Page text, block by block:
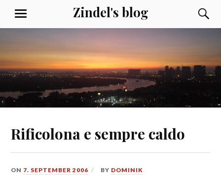
content
Zindel's blog
MENU
Rificolona e sempre caldo
ON 7. SEPTEMBER 2006 BY DOMINIK